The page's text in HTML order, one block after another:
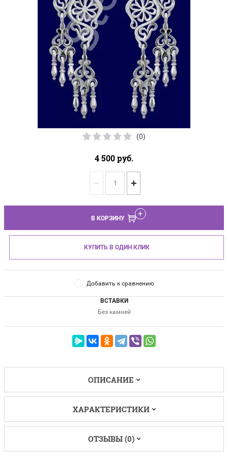
(0)
4 500руб.
− +
В КОРЗИНУ
КУПИТЬ В ОДИН КЛИК
Добавить к сравнению
ВСТАВКИ
Без камней
ОПИСАНИЕ
ХАРАКТЕРИСТИКИ
ОТЗЫВЫ (0)